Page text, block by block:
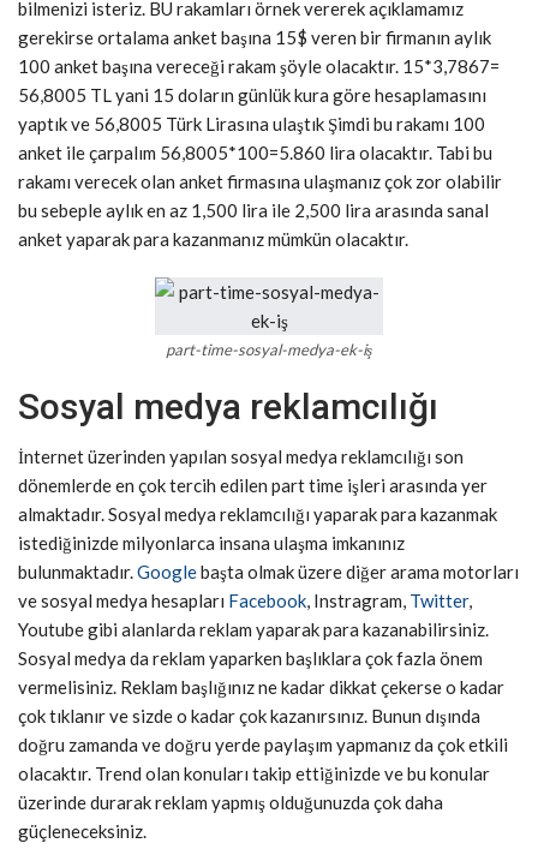
bilmenizi isteriz. BU rakamları örnek vererek açıklamamız
gerekirse ortalama anket başına 15$ veren bir firmanın aylık
100 anket başına vereceği rakam şöyle olacaktır. 15*3,7867=
56,8005 TL yani 15 doların günlük kura göre hesaplamasını
yaptık ve 56,8005 Türk Lirasına ulaştık Şimdi bu rakamı 100
anket ile çarpalım 56,8005*100=5.860 lira olacaktır. Tabi bu
rakamı verecek olan anket firmasına ulaşmanız çok zor olabilir
bu sebeple aylık en az 1,500 lira ile 2,500 lira arasında sanal
anket yaparak para kazanmanız mümkün olacaktır.
part-time-sosyal-medya-ek-iş
Sosyal medya reklamcılığı
İnternet üzerinden yapılan sosyal medya reklamcılığı son
dönemlerde en çok tercih edilen part time işleri arasında yer
almaktadır. Sosyal medya reklamcılığı yaparak para kazanmak
istediğinizde milyonlarca insana ulaşma imkanınız
bulunmaktadır.Googlebaşta olmak üzere diğer arama motorları
ve sosyal medya hesapları Facebook, Instragram, Twitter,
Youtube gibi alanlarda reklam yaparak para kazanabilirsiniz.
Sosyal medya da reklam yaparken başlıklara çok fazla önem
vermelisiniz. Reklam başlığınız ne kadar dikkat çekerse o kadar
çok tıklanır ve sizde o kadar çok kazanırsınız. Bunun dışında
doğru zamanda ve doğru yerde paylaşım yapmanız da çok etkili
olacaktır. Trend olan konuları takip ettiğinizde ve bu konular
üzerinde durarak reklam yapmış olduğunuzda çok daha
güçleneceksiniz.